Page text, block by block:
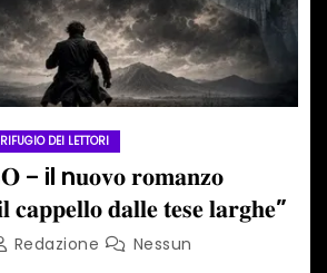
DEI LETTORI
il n𝐮𝐨𝐯𝐨 𝐫𝐨𝐦𝐚𝐧𝐳𝐨
𝐝𝐚𝐥𝐥𝐞 𝐭𝐞𝐬𝐞 𝐥𝐚𝐫𝐠𝐡𝐞”
Redazione
Nessun